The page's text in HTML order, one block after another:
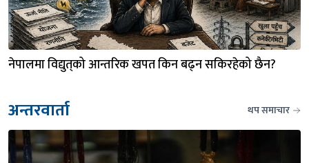
नेपालमा विद्युत्‌को आन्तरिक खपत किन बढ्न सकिरहेको छैन?
अन्तरवार्ता थप समाचार